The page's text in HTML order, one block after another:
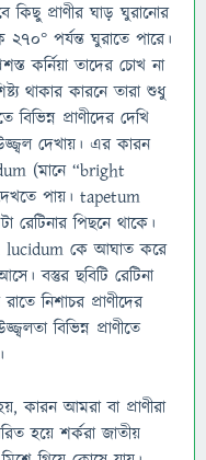
কিছু প্রাণীর ঘাড় ঘুরানোর
২৭০° পর্যন্ত ঘুরাতে পারে।
কর্নিয়া তাদের চোখ না
থাকার কারনে তারা শুধু
প্রাণীদের দেখি
দেখায়। এর কারন
(মানে “bright
পায়। tapetum
রেটিনার পিছনে থাকে।
lucidum কে আঘাত করে
বস্তুর ছবিটি রেটিনা
নিশাচর প্রাণীদের
বিভিন্ন প্রাণীতে
কারন আমরা বা প্রাণীরা
হয়ে শর্করা জাতীয়